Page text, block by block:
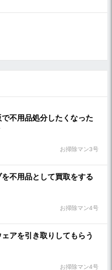
不用品処分したくなった
お掃除マン3号
不用品として買取をする
お掃除マン4号
アを引き取りしてもらう
お掃除マン4号